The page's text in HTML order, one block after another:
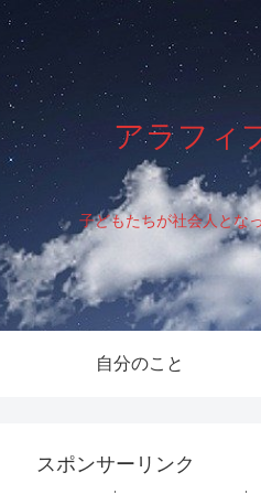
アラフィ
子どもたちが社会人とな
自分のこと
スポンサーリンク